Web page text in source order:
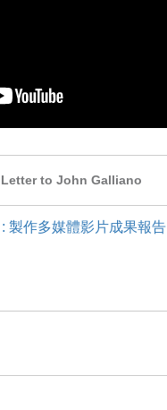
to John Galliano
製作多媒體影片成果報告